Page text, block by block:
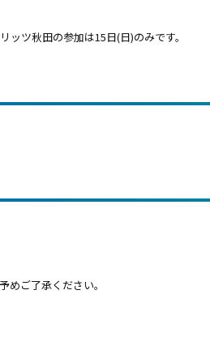
ツ秋田の参加は15日(日)のみです。
ご了承ください。